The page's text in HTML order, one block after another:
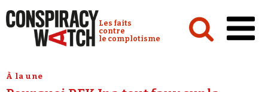
Conspiracy Watch :
Les faits
contre
le complotisme
À la une